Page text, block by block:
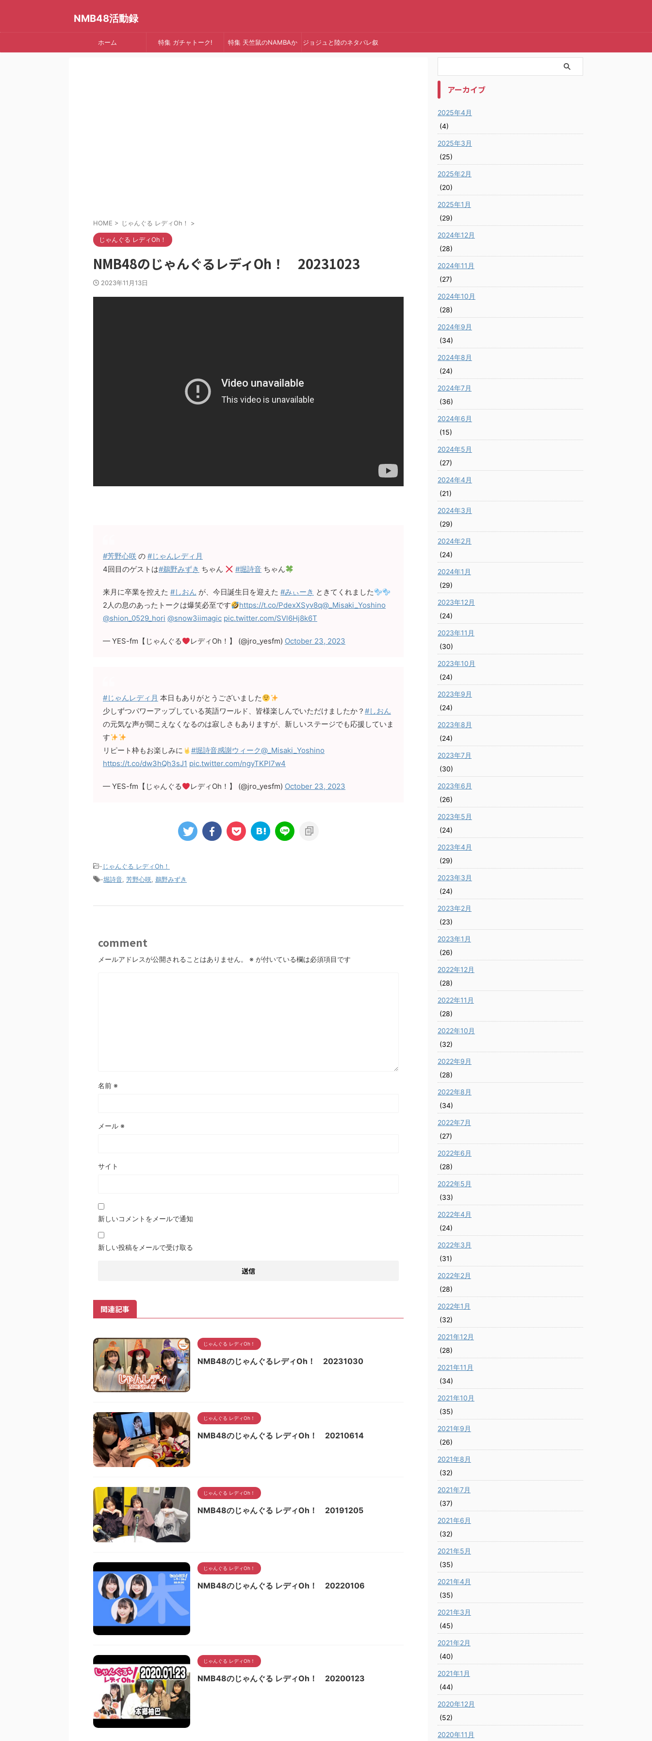
NMB48活動録
ホーム 特集 ガチャトーク! 特集 天竺鼠のNAMBAか ジョジュと陸のネタバレ叙
HOME > じゃんぐる レディOh！ >
じゃんぐる レディOh！
NMB48のじゃんぐるレディOh！ 20231023
2023年11月13日
#芳野心咲 の #じゃんレディ月
4回目のゲストは#鵜野みずき ちゃん #堀詩音 ちゃん
来月に卒業を控えた #しおん が、今日誕生日を迎えた #みぃーき ときてくれました
2人の息のあったトークは爆笑必至です
https://t.co/PdexXSyv8q@_Misaki_Yoshino
@shion_0529_hori @snow3iimagic pic.twitter.com/SVl6Hj8k6T
— YES-fm【じゃんぐる レディOh！】 (@jro_yesfm) October 23, 2023
#じゃんレディ月 本日もありがとうございました
少しずつパワーアップしている英語ワールド、皆様楽しんでいただけましたか？ #しおん
の元気な声が聞こえなくなるのは寂しさもありますが、新しいステージでも応援していま
す
リピート枠もお楽しみに
#堀詩音感謝ウィーク@_Misaki_Yoshino
https://t.co/dw3hQh3sJ1 pic.twitter.com/ngyTKPl7w4
— YES-fm【じゃんぐる レディOh！】 (@jro_yesfm) October 23, 2023
- じゃんぐる レディOh！
-堀詩音 芳野心咲 鵜野みずき
comment
メールアドレスが公開されることはありません。 ※ が付いている欄は必須項目です
名前 ※
メール ※
サイト
新しいコメントをメールで通知
新しい投稿をメールで受け取る
関連記事
じゃんぐる レディOh！
NMB48のじゃんぐるレディOh！ 20231030
じゃんぐる レディOh！
NMB48のじゃんぐる レディOh！ 20210614
じゃんぐる レディOh！
NMB48のじゃんぐる レディOh！ 20191205
じゃんぐる レディOh！
NMB48のじゃんぐる レディOh！ 20220106
じゃんぐる レディOh！
NMB48のじゃんぐる レディOh！ 20200123
アーカイブ
2025年4月
(4)
2025年3月
(25)
2025年2月
(20)
2025年1月
(29)
2024年12月
(28)
2024年11月
(27)
2024年10月
(28)
2024年9月
(34)
2024年8月
(24)
2024年7月
(36)
2024年6月
(15)
2024年5月
(27)
2024年4月
(21)
2024年3月
(29)
2024年2月
(24)
2024年1月
(29)
2023年12月
(24)
2023年11月
(30)
2023年10月
(24)
2023年9月
(24)
2023年8月
(24)
2023年7月
(30)
2023年6月
(26)
2023年5月
(24)
2023年4月
(29)
2023年3月
(24)
2023年2月
(23)
2023年1月
(26)
2022年12月
(28)
2022年11月
(28)
2022年10月
(32)
2022年9月
(28)
2022年8月
(34)
2022年7月
(27)
2022年6月
(28)
2022年5月
(33)
2022年4月
(24)
2022年3月
(31)
2022年2月
(28)
2022年1月
(32)
2021年12月
(28)
2021年11月
(34)
2021年10月
(35)
2021年9月
(26)
2021年8月
(32)
2021年7月
(37)
2021年6月
(32)
2021年5月
(35)
2021年4月
(35)
2021年3月
(45)
2021年2月
(40)
2021年1月
(44)
2020年12月
(52)
2020年11月